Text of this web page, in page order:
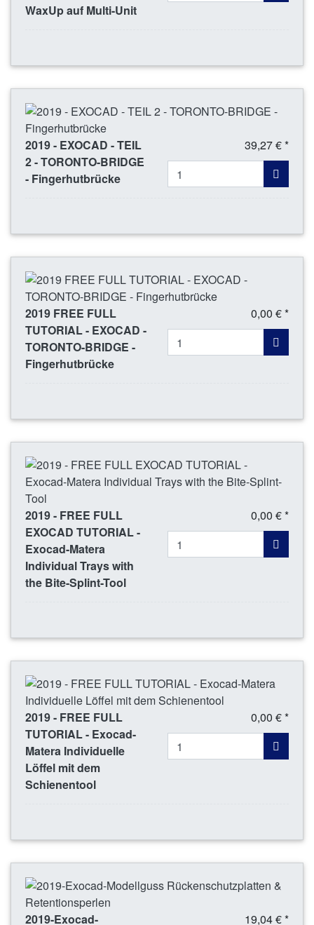
WaxUp auf Multi-Unit
2019 - EXOCAD - TEIL
2 - TORONTO-BRIDGE
- Fingerhutbrücke
39,27 € *
2019 FREE FULL
TUTORIAL - EXOCAD -
TORONTO-BRIDGE -
Fingerhutbrücke
0,00 € *
2019 - FREE FULL
EXOCAD TUTORIAL -
Exocad-Matera
Individual Trays with
the Bite-Splint-Tool
0,00 € *
2019 - FREE FULL
TUTORIAL - Exocad-
Matera Individuelle
Löffel mit dem
Schienentool
0,00 € *
2019-Exocad- 19,04 € *